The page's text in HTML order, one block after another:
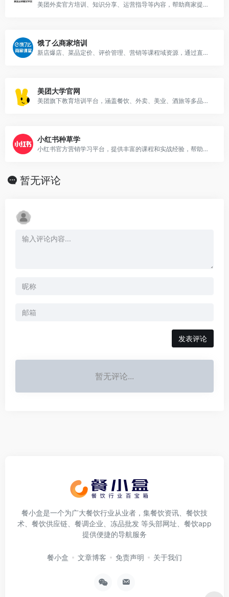
美团外卖官方培训、知识分享、运营指导等内容，帮助商家提升业务能力。
饿了么商家培训
新店爆店、菜品定价、评价管理、营销等课程域资源，通过直播、回放、学习社群等形式助力商家提升经营能力
美团大学官网
美团旗下教育培训平台，涵盖餐饮、外卖、美业、酒旅等多品类的专业课程，帮助从业者提升职业技能。
小红书种草学
小红书官方营销学习平台，提供丰富的课程和实战经验，帮助用户提升营销能力，实现品牌推广。
暂无评论
发表评论
暂无评论...
餐小盒是一个为广大餐饮行业从业者，集餐饮资讯、餐饮技
术、餐饮供应链、餐调企业、冻品批发 等头部网址、餐饮app
提供便捷的导航服务
餐小盒 文章博客 免责声明 关于我们